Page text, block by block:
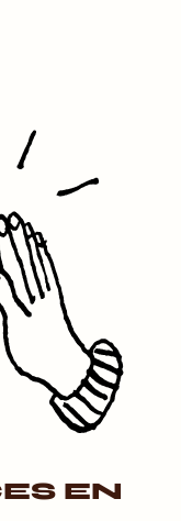
EN